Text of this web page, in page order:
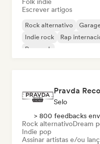
Escrever artigos
Rock alternativo
Indie rock
Rap
Pop rock
Pravda
Selo
> 800 feedbacks
Rock alternativoDream
Indie pop
Assinar artistas e/ou